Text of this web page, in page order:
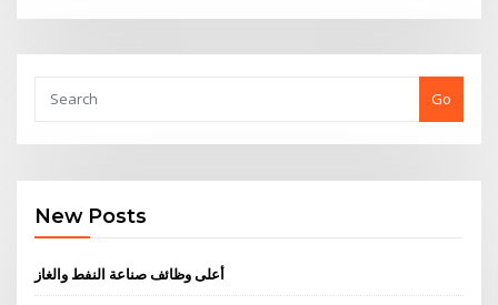
Go
New Posts
أعلى وظائف صناعة النفط والغاز